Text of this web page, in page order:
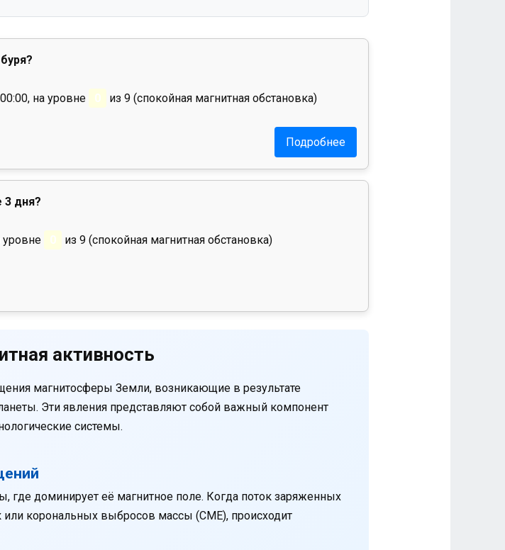
на уровне 0 из 9 (спокойная магнитная обстановка)
Подробнее
3 дня?
уровне 0 из 9 (спокойная магнитная обстановка)
активность
магнитосферы Земли, возникающие в результате
Эти явления представляют собой важный компонент
системы.
где доминирует её магнитное поле. Когда поток заряженных
корональных выбросов массы (CME), происходит